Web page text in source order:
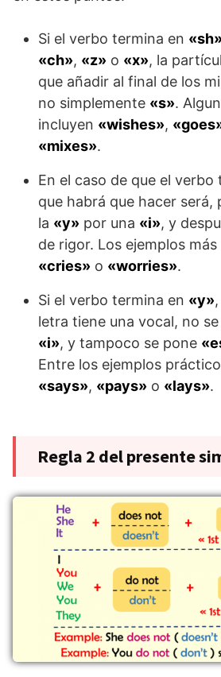
Si el verbo termina en
«ch», «z» o «x», la
que añadir al final de los
no simplemente «s».
incluyen «wishes»,
«mixes».
En el caso de que el verbo
que habrá que hacer será,
la «y» por una «i», y
de rigor. Los ejemplos
«cries» o «worries».
Si el verbo termina en «y»
letra tiene una vocal, no
«i», y tampoco se pone
Entre los ejemplos
«says», «pays» o «lays».
Regla 2 del presente